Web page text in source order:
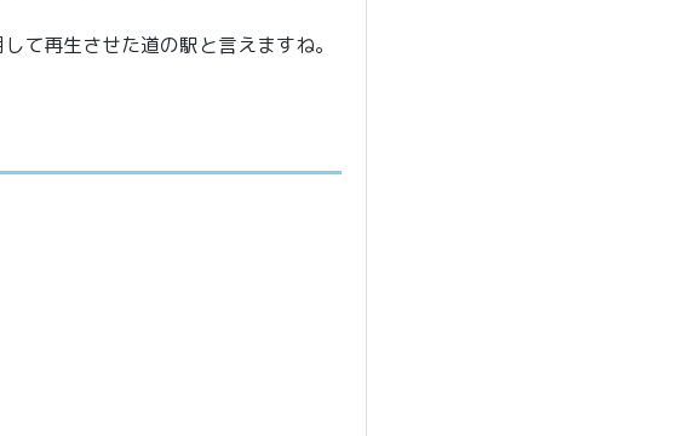
て再生させた道の駅と言えますね。